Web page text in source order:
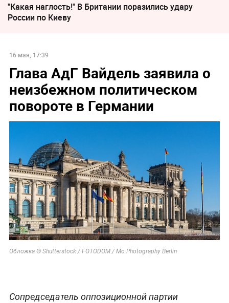
"Какая наглость!" В Британии поразились удару
России по Киеву
16 мая, 17:39
Глава АдГ Вайдель заявила о
неизбежном политическом
повороте в Германии
Обложка © Shutterstock / FOTODOM / Mo Photography Berlin
Сопредседатель оппозиционной партии